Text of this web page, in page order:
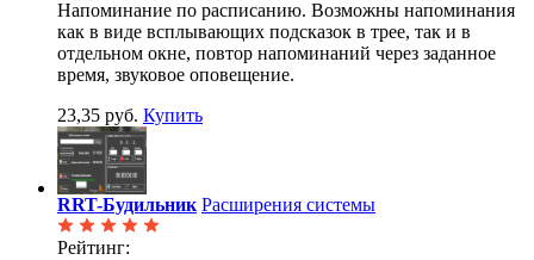
Напоминание по расписанию. Возможны напоминания
как в виде всплывающих подсказок в трее, так и в
отдельном окне, повтор напоминаний через заданное
время, звуковое оповещение.
23,35 руб. Купить
RRT-Будильник Расширения системы
Рейтинг: